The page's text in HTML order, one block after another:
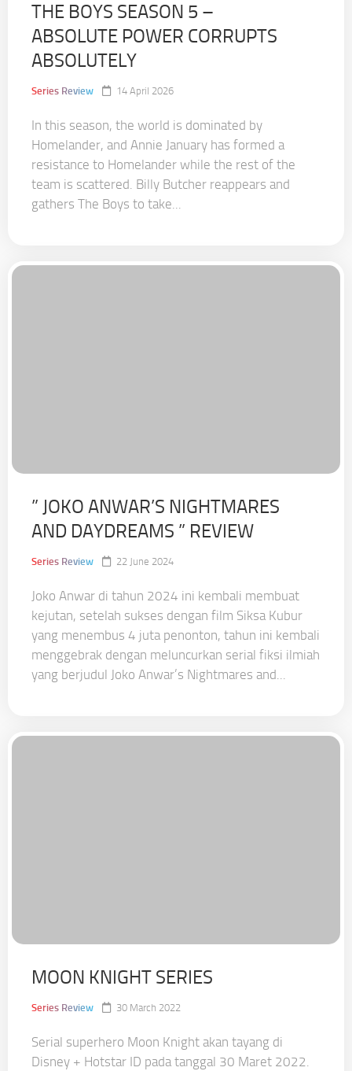
THE BOYS SEASON 5 –
ABSOLUTE POWER CORRUPTS
ABSOLUTELY
Series Review 14 April 2026
In this season, the world is dominated by
Homelander, and Annie January has formed a
resistance to Homelander while the rest of the
team is scattered. Billy Butcher reappears and
gathers The Boys to take...
” JOKO ANWAR’S NIGHTMARES
AND DAYDREAMS ” REVIEW
Series Review 22 June 2024
Joko Anwar di tahun 2024 ini kembali membuat
kejutan, setelah sukses dengan film Siksa Kubur
yang menembus 4 juta penonton, tahun ini kembali
menggebrak dengan meluncurkan serial fiksi ilmiah
yang berjudul Joko Anwar’s Nightmares and...
MOON KNIGHT SERIES
Series Review 30 March 2022
Serial superhero Moon Knight akan tayang di
Disney + Hotstar ID pada tanggal 30 Maret 2022.